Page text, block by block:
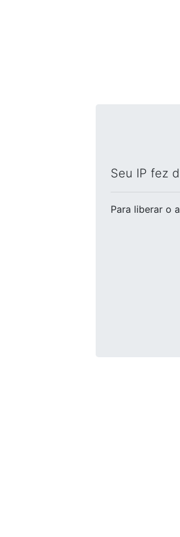
Seu IP fez
Para liberar o